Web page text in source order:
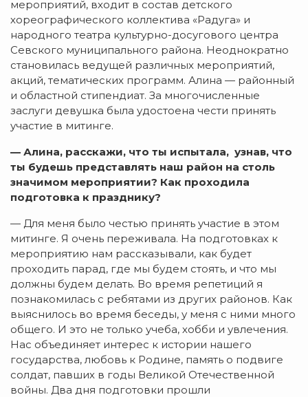
мероприятий, входит в состав детского
хореографического коллектива «Радуга» и
народного театра культурно-досугового центра
Севского муниципального района. Неоднократно
становилась ведущей различных мероприятий,
акций, тематических программ. Алина — районный
и областной стипендиат. За многочисленные
заслуги девушка была удостоена чести принять
участие в митинге.
— Алина, расскажи, что ты испытала, узнав, что
ты будешь представлять наш район на столь
значимом мероприятии? Как проходила
подготовка к празднику?
— Для меня было честью принять участие в этом
митинге. Я очень переживала. На подготовках к
мероприятию нам рассказывали, как будет
проходить парад, где мы будем стоять, и что мы
должны будем делать. Во время репетиций я
познакомилась с ребятами из других районов. Как
выяснилось во время беседы, у меня с ними много
общего. И это не только учеба, хобби и увлечения.
Нас объединяет интерес к истории нашего
государства, любовь к Родине, память о подвиге
солдат, павших в годы Великой Отечественной
войны. Два дня подготовки прошли